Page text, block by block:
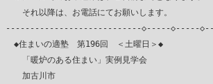
それ以降は、お電話にてお願いします。
----------------------------◇-----◇-----
◆住まいの適塾　第196回　＜土曜日＞◆
「暖炉のある住まい」実例見学会
加古川市